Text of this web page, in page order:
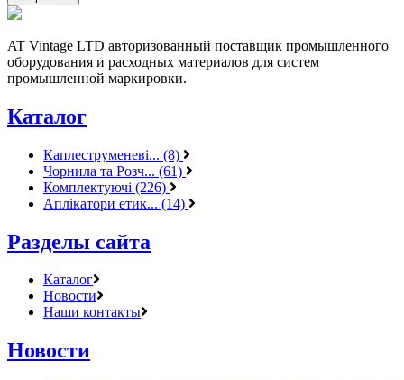
AT Vintage LTD авторизованный поставщик промышленного
оборудования и расходных материалов для систем
промышленной маркировки.
Каталог
Каплеструменеві... (8)
Чорнила та Розч... (61)
Комплектуючі (226)
Аплікатори етик... (14)
Разделы сайта
Каталог
Новости
Наши контакты
Новости